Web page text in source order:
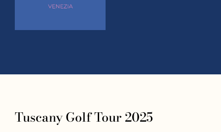
Tuscany Golf Tour 2025